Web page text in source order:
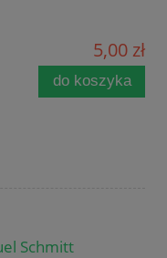
5,00 zł
do koszyka
Schmitt